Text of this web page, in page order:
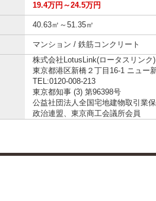
19.4万円～24.5万円
40.63㎡～51.35㎡
マンション / 鉄筋コンクリート
株式会社LotusLink(ロータスリンク)
東京都港区新橋２丁目16-1 ニュー
TEL:0120-008-213
東京都知事 (3) 第96398号
公益社団法人全国宅地建物取引業
政治連盟、東京商工会議所会員